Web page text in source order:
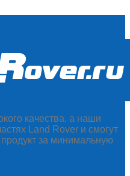
качества, а наши
Land Rover и смогут
за минимальную